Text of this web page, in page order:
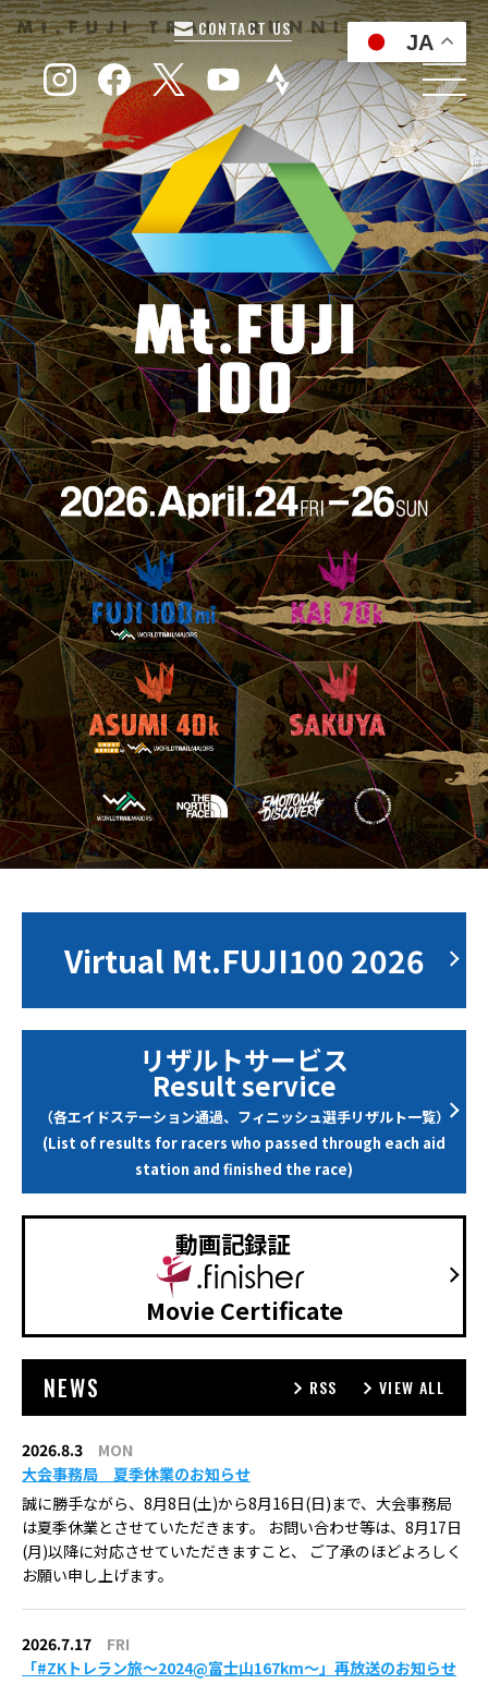
CONTACT US
Virtual Mt.FUJI100 2026
リザルトサービス
Result service
（各エイドステーション通過、フィニッシュ選手リザルト一覧）
(List of results for racers who passed through each aid
station and finished the race)
動画記録証
Movie Certificate
NEWS
2026.8.3
MON
大会事務局 夏季休業のお知らせ
誠に勝手ながら、8月8日(土)から8月16日(日)まで、大会事務局
は夏季休業とさせていただきます。 お問い合わせ等は、8月17日
(月)以降に対応させていただきますこと、 ご了承のほどよろしく
お願い申し上げます。
2026.7.17
FRI
「#ZKトレラン旅〜2024@富士山167km〜」再放送のお知らせ
RSS VIEW ALL
JA